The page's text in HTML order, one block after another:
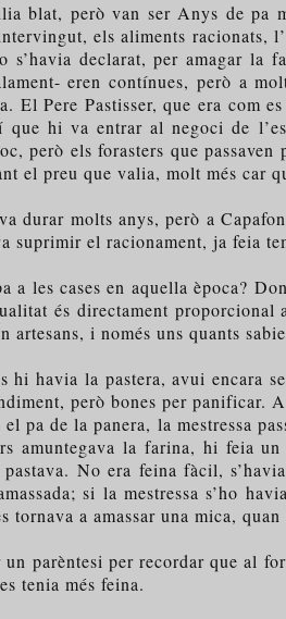
blat, però van ser Anys de pa
els aliments racionats,
s’havia declarat, per amagar
eren contínues, però a
El Pere Pastisser, que era com
que hi va entrar al negoci de
però els forasters que
el preu que valia, molt més car
durar molts anys, però a
suprimir el racionament, ja feia
a les cases en aquella època?
és directament
artesans, i només uns quants
havia la pastera, avui encara
però bones per panificar.
el pa de la panera, la mestressa
amuntegava la farina, hi feia
No era feina fàcil,
si la mestressa s’ho
tornava a amassar una mica,
parèntesi per recordar que al
tenia més feina.